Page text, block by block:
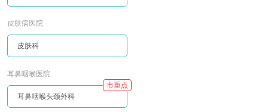
皮肤病医院
皮肤科
耳鼻咽喉医院
耳鼻咽喉头颈外科
市重点